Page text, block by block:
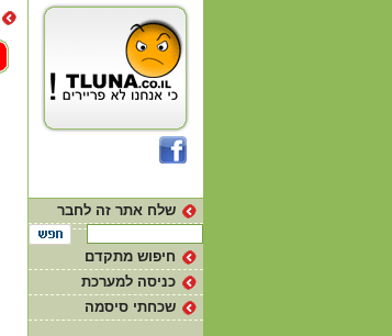
שלח אתר זה לחבר
חיפוש מתקדם
כניסה למערכת
שכחתי סיסמה